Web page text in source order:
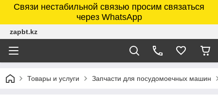
Связи нестабильной связью просим связаться
через WhatsApp
zapbt.kz
Товары и услуги Запчасти для посудомоечных машин